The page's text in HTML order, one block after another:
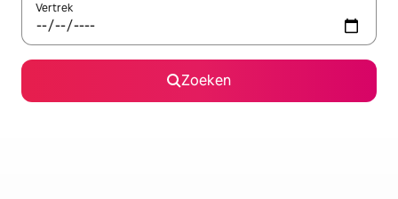
Vertrek
Zoeken